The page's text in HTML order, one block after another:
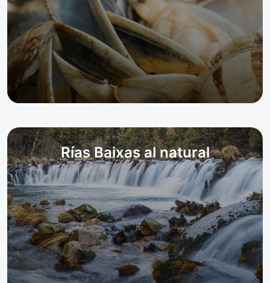
Rías Baixas al natural